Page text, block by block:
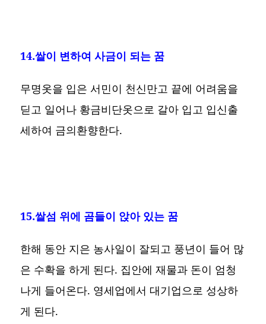
14.쌀이 변하여 사금이 되는 꿈
무명옷을 입은 서민이 천신만고 끝에 어려움을
딛고 일어나 황금비단옷으로 갈아 입고 입신출
세하여 금의환향한다.
15.쌀섬 위에 곰들이 앉아 있는 꿈
한해 동안 지은 농사일이 잘되고 풍년이 들어 많
은 수확을 하게 된다. 집안에 재물과 돈이 엄청
나게 들어온다. 영세업에서 대기업으로 성상하
게 된다.